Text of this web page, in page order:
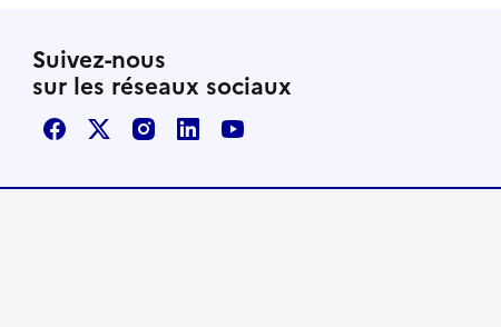
Suivez-nous
sur les réseaux sociaux
FacebookX / TwitterInstagram
LinkedInYoutube